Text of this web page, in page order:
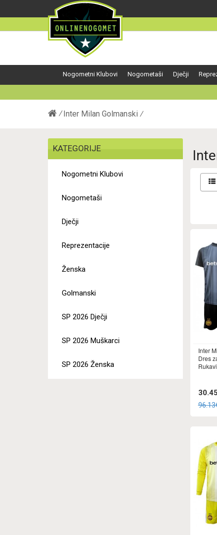
Nogometni Klubovi Nogometaši Dječji
Inter Milan Golmanski
KATEGORIJE
Nogometni Klubovi
Nogometaši
Dječji
Reprezentacije
Ženska
Golmanski
SP 2026 Dječji
SP 2026 Muškarci
SP 2026 Ženska
Inter
Dres